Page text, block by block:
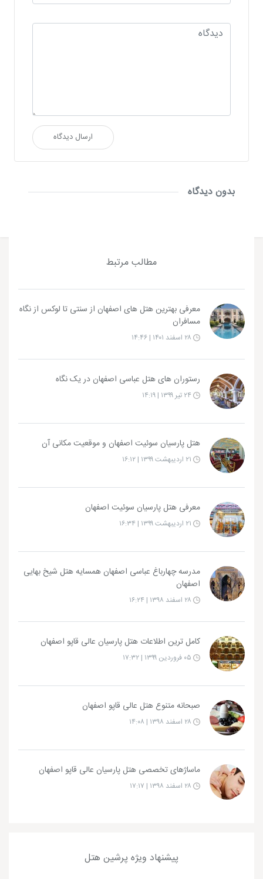
ارسال دیدگاه
بدون دیدگاه
مطالب مرتبط
معرفی بهترین هتل های اصفهان از سنتی تا لوکس از نگاه
مسافران
رستوران های هتل عباسی اصفهان در یک نگاه
هتل پارسیان سوئیت اصفهان و موقعیت مکانی آن
معرفی هتل پارسیان سوئیت اصفهان
مدرسه چهارباغ عباسی اصفهان همسایه هتل شیخ بهایی
اصفهان
کامل ترین اطلاعات هتل پارسیان عالی قاپو اصفهان
صبحانه متنوع هتل عالی قاپو اصفهان
ماساژهای تخصصی هتل پارسیان عالی قاپو اصفهان
پیشنهاد ویژه پرشین هتل